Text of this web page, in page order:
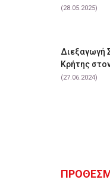
(28.05.2025)
Διεξαγωγή
Κρήτης
(27.06.2024)